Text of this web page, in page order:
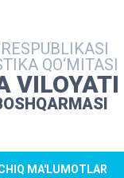
QO‘MITASI
VILOYATI
MA'LUMOTLAR